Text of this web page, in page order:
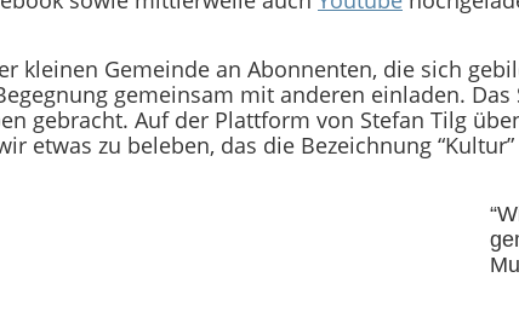
kleinen Gemeinde an Abonnenten, die sich
gemeinsam mit anderen einladen.
gebracht. Auf der Plattform von Stefan Tilg
etwas zu beleben, das die Bezeichnung